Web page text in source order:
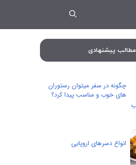
مطالب پیشنهادی
چگونه در سفر میتوان رستوران
های خوب و مناسب پیدا کرد؟
انواع دسرهای اروپایی